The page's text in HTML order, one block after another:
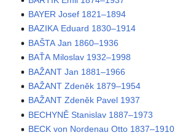
BAYER Josef 1821–1894
BAZIKA Eduard 1830–1914
BAŠTA Jan 1860–1936
BAŤA Miloslav 1932–1998
BAŽANT Jan 1881–1966
BAŽANT Zdeněk 1879–1954
BAŽANT Zdeněk Pavel 1937
BECHYNĚ Stanislav 1887–1973
BECK von Nordenau Otto 1837–1910